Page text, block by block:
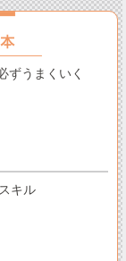
ずうまくいく
キル